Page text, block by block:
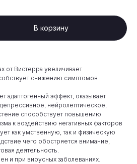
В корзину
от Вистерра увеличивает
снижению симптомов
адаптогенный эффект, оказывает
нейролептическое,
способствует повышению
к воздействию негативных факторов
как умственную, так и физическую
чего обостряется внимание,
деятельность.
и при вирусных заболеваниях.